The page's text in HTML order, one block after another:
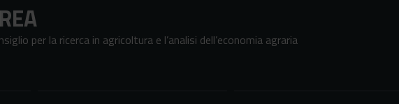
per la ricerca in agricoltura e l’analisi dell’economia agraria